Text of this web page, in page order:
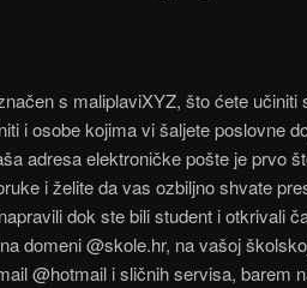
s maliplaviXYZ, što ćete učiniti
i osobe kojima vi šaljete poslovne
adresa elektroničke pošte je prvo
i želite da vas ozbiljno shvate
dok ste bili student i otkrivali
domeni @skole.hr, na vašoj
@hotmail i sličnih servisa, barem